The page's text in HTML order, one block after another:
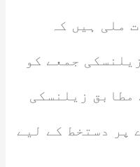
ملی ہیں کہ
جمعے کو
مطابق زیلنسکی
پر دستخط کے لیے